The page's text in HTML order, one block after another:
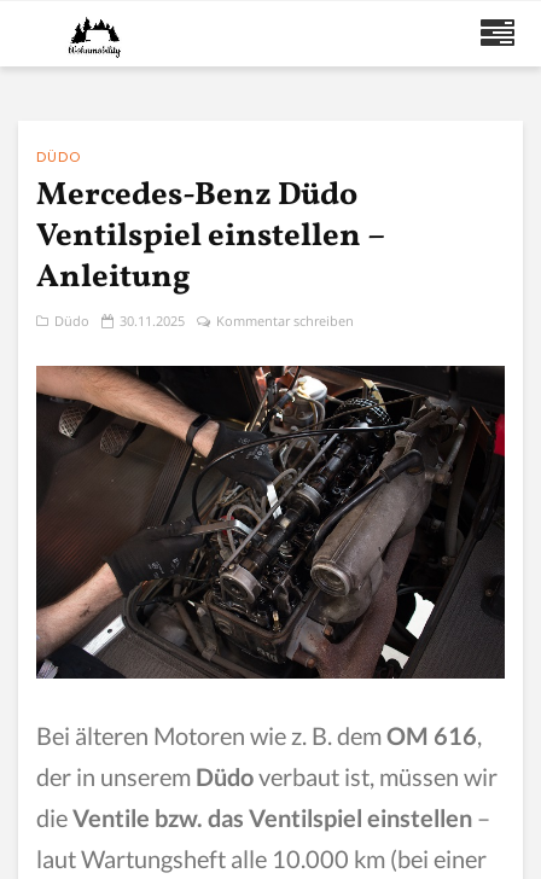
DÜDO
Mercedes-Benz Düdo
Ventilspiel einstellen –
Anleitung
Düdo 30.11.2025 Kommentar schreiben
Bei älteren Motoren wie z. B. demOM 616,
der in unserem Düdoverbaut ist, müssen wir
dieVentile bzw. das Ventilspiel einstellen –
laut Wartungsheft alle 10.000 km (bei einer